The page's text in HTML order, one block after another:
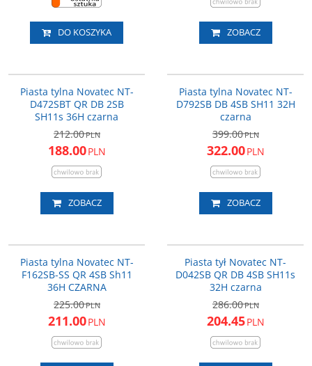
DO KOSZYKA ZOBACZ
Piasta tylna Novatec NT-
D472SBT QR DB 2SB
SH11s 36H czarna
212.00PLN
188.00PLN
ZOBACZ
DARMOWA DOSTAWA
Piasta tylna Novatec NT-
D792SB DB 4SB SH11 32H
czarna
399.00PLN
322.00PLN
ZOBACZ
Piasta tylna Novatec NT-
F162SB-SS QR 4SB Sh11
36H CZARNA
225.00PLN
211.00PLN
505 gr.
Przeznaczenie piasty: Tył
Ilość otworów na szprychy: 32 szt.
Waga (gramy) : 456
Piasta tył Novatec NT-
D042SB QR DB 4SB SH11s
32H czarna
286.00PLN
204.45PLN